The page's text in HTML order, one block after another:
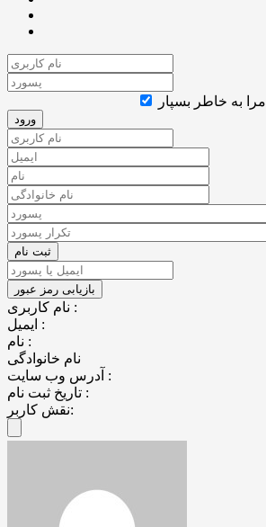
مرا به خاطر بسپار
نام کاربری :
ایمیل :
نام :
نام خانوادگی
آدرس وب سایت :
تاریخ ثبت نام :
نقش کاربر: